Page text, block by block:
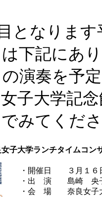
となります
下記にあ
演奏を予
子大学記
みてくだ
子大学ランチタイムコン
・開催日 ３月１
・出 演 島崎 央
・会 場 奈良女子